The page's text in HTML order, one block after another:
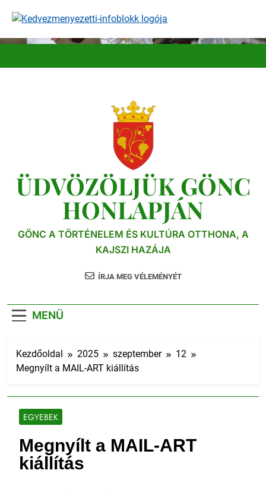
ÜDVÖZÖLJÜK GÖNC
HONLAPJÁN
GÖNC A TÖRTÉNELEM ÉS KULTÚRA OTTHONA, A
KAJSZI HAZÁJA
ÍRJA MEG VÉLEMÉNYÉT
MENÜ
Kezdőoldal 2025 szeptember
12
Megnyílt a MAIL-ART kiállítás
EGYEBEK
Megnyílt a MAIL-ART
kiállítás